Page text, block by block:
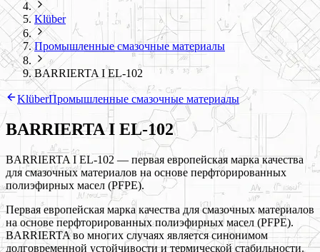
Klüber
Промышленные смазочные материалы
BARRIERTA I EL-102
KlüberПромышленные смазочные материалы
BARRIERTA I EL-102
BARRIERTA I EL-102 — первая европейская марка качества
для смазочных материалов на основе перфторированных
полиэфирных масел (PFPE).
Первая европейская марка качества для смазочных материалов
на основе перфторированных полиэфирных масел (PFPE).
BARRIERTA во многих случаях является синонимом
долговременной устойчивости и термической стабильности.